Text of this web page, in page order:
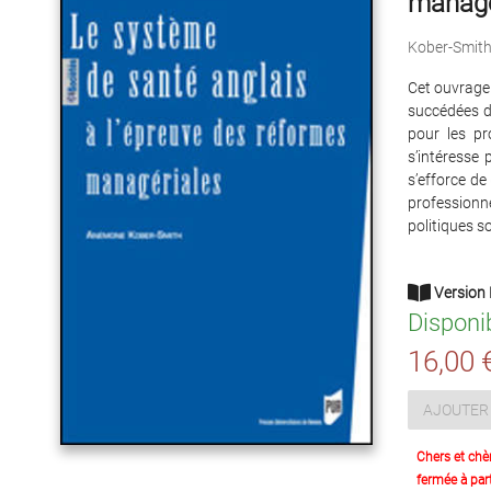
Kober-
Cet
succédées
pour les
s’efforce
politiques
Version
16,00
Chers et
fermée à